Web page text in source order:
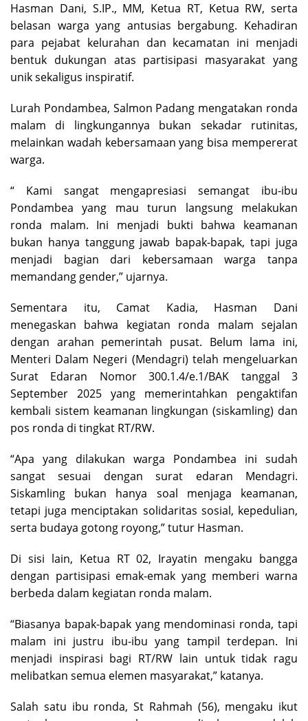
Hasman Dani, S.IP., MM, Ketua RT, Ketua RW, serta
belasan warga yang antusias bergabung. Kehadiran
para pejabat kelurahan dan kecamatan ini menjadi
bentuk dukungan atas partisipasi masyarakat yang
unik sekaligus inspiratif.
Lurah Pondambea, Salmon Padang mengatakan ronda
malam di lingkungannya bukan sekadar rutinitas,
melainkan wadah kebersamaan yang bisa mempererat
warga.
“ Kami sangat mengapresiasi semangat ibu-ibu
Pondambea yang mau turun langsung melakukan
ronda malam. Ini menjadi bukti bahwa keamanan
bukan hanya tanggung jawab bapak-bapak, tapi juga
menjadi bagian dari kebersamaan warga tanpa
memandang gender,” ujarnya.
Sementara itu, Camat Kadia, Hasman Dani
menegaskan bahwa kegiatan ronda malam sejalan
dengan arahan pemerintah pusat. Belum lama ini,
Menteri Dalam Negeri (Mendagri) telah mengeluarkan
Surat Edaran Nomor 300.1.4/e.1/BAK tanggal 3
September 2025 yang memerintahkan pengaktifan
kembali sistem keamanan lingkungan (siskamling) dan
pos ronda di tingkat RT/RW.
“Apa yang dilakukan warga Pondambea ini sudah
sangat sesuai dengan surat edaran Mendagri.
Siskamling bukan hanya soal menjaga keamanan,
tetapi juga menciptakan solidaritas sosial, kepedulian,
serta budaya gotong royong,” tutur Hasman.
Di sisi lain, Ketua RT 02, Irayatin mengaku bangga
dengan partisipasi emak-emak yang memberi warna
berbeda dalam kegiatan ronda malam.
“Biasanya bapak-bapak yang mendominasi ronda, tapi
malam ini justru ibu-ibu yang tampil terdepan. Ini
menjadi inspirasi bagi RT/RW lain untuk tidak ragu
melibatkan semua elemen masyarakat,” katanya.
Salah satu ibu ronda, St Rahmah (56), mengaku ikut